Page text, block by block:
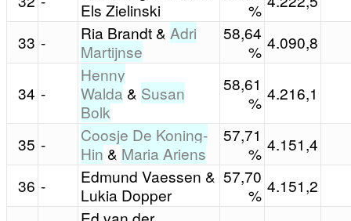
Els Zielinski
%
33 - Ria Brandt & Adri
Martijnse
58,64
% 4.090,8
34 -
Henny
Walda & Susan
Bolk
58,61
% 4.216,1
35 -
Coosje De Koning-
Hin & Maria Ariens
57,71
% 4.151,4
36 -
Edmund Vaessen &
Lukia Dopper
57,70
% 4.151,2